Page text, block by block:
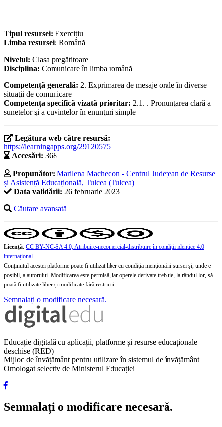
Tipul resursei: Exercițiu
Limba resursei: Română
Nivelul: Clasa pregătitoare
Disciplina: Comunicare în limba română
Competență generală: 2. Exprimarea de mesaje orale în diverse
situaţii de comunicare
Competența specifică vizată prioritar: 2.1. . Pronunţarea clară a
sunetelor şi a cuvintelor în enunţuri simple
Legătura web către resursă:
https://learningapps.org/29120575
Accesări: 368
Propunător: Marilena Machedon - Centrul Județean de Resurse
și Asistență Educațională, Tulcea (Tulcea)
Data validării: 26 februarie 2023
Căutare avansată
Licență: CC BY-NC-SA 4.0, Atribuire-necomercial-distribuire în condiţii identice 4.0
internațional
Conținutul acestei platforme poate fi utilizat liber cu condiția menționării sursei și, unde e
posibil, a autorului. Modificarea este permisă, iar operele derivate trebuie, la rândul lor, să
poată fi utilizate liber și modificate fără restricții.
Semnalați o modificare necesară.
Educație digitală cu aplicații, platforme și resurse educaționale
deschise (RED)
Mijloc de învățământ pentru utilizare în sistemul de învățământ
Omologat selectiv de Ministerul Educației
Semnalați o modificare necesară.